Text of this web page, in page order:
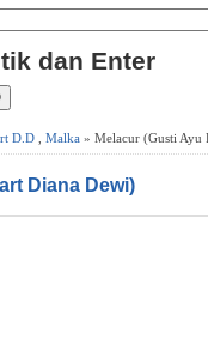
dan Enter
D.D Malka » Melacur (Gusti Ayu
Diana Dewi)